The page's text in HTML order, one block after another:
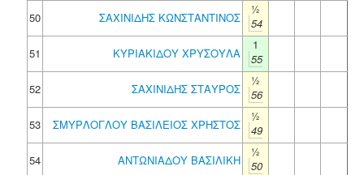
50
ΣΑΧΙΝΙΔΗΣ ΚΩΝΣΤΑΝΤΙΝΟΣ
½
54
51
ΚΥΡΙΑΚΙΔΟΥ ΧΡΥΣΟΥΛΑ
1
55
52
ΣΑΧΙΝΙΔΗΣ ΣΤΑΥΡΟΣ
½
56
53
ΣΜΥΡΛΟΓΛΟΥ ΒΑΣΙΛΕΙΟΣ ΧΡΗΣΤΟΣ
½
49
54
ΑΝΤΩΝΙΑΔΟΥ ΒΑΣΙΛΙΚΗ
½
50